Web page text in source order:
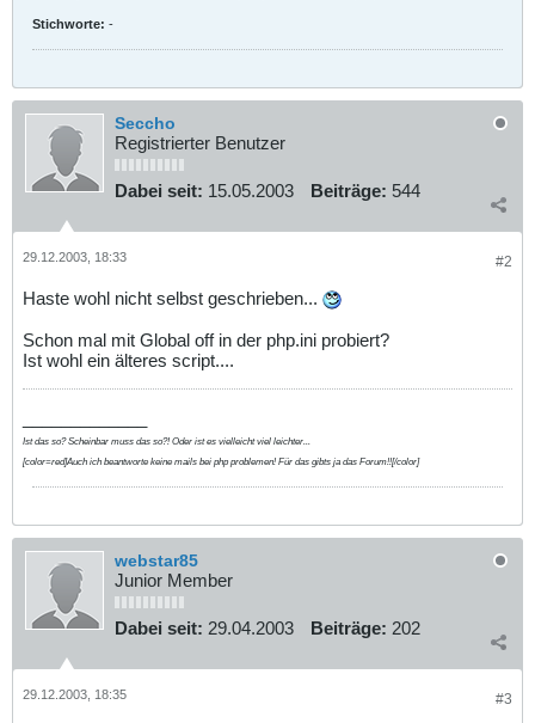
Stichworte: -
Seccho
Registrierter Benutzer
Dabei seit: 15.05.2003 Beiträge: 544
#2
29.12.2003, 18:33
Haste wohl nicht selbst geschrieben...
Schon mal mit Global off in der php.ini probiert?
Ist wohl ein älteres script....
Ist das so? Scheinbar muss das so?! Oder ist es vielleicht viel leichter...
[color=red]Auch ich beantworte keine mails bei php problemen! Für das gibts ja das Forum!![/color]
webstar85
Junior Member
Dabei seit: 29.04.2003 Beiträge: 202
#3
29.12.2003, 18:35